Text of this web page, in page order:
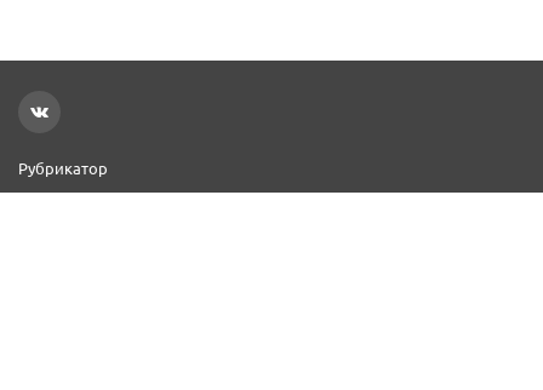
Рубрикатор